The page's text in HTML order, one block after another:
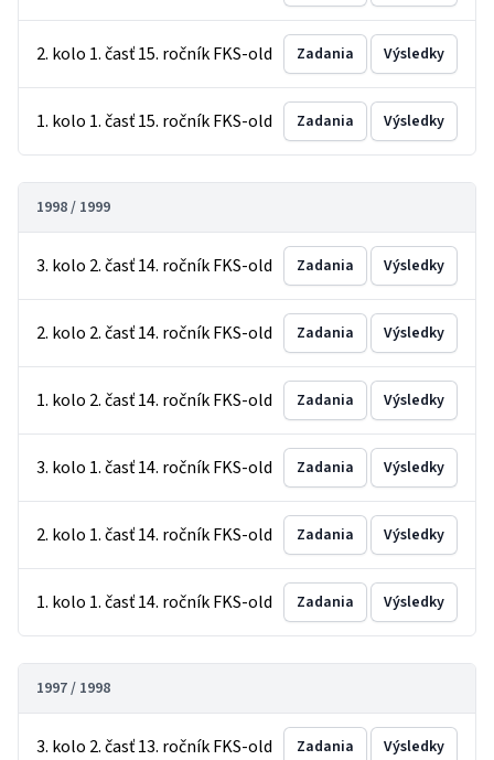
2. kolo 1. časť 15. ročník FKS-old Zadania Výsledky
1. kolo 1. časť 15. ročník FKS-old Zadania Výsledky
1998 / 1999
3. kolo 2. časť 14. ročník FKS-old Zadania Výsledky
2. kolo 2. časť 14. ročník FKS-old Zadania Výsledky
1. kolo 2. časť 14. ročník FKS-old Zadania Výsledky
3. kolo 1. časť 14. ročník FKS-old Zadania Výsledky
2. kolo 1. časť 14. ročník FKS-old Zadania Výsledky
1. kolo 1. časť 14. ročník FKS-old Zadania Výsledky
1997 / 1998
3. kolo 2. časť 13. ročník FKS-old Zadania Výsledky